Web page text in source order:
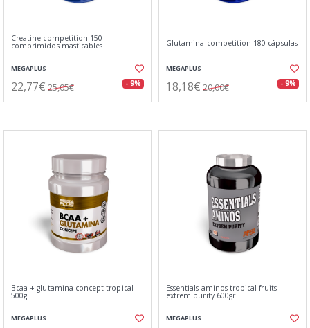
Creatine competition 150
comprimidos masticables
MEGAPLUS
22,77€ 25,05€ - 9%
Glutamina competition 180 cápsulas
MEGAPLUS
18,18€ 20,00€ - 9%
Bcaa + glutamina concept tropical
500g
MEGAPLUS
Essentials aminos tropical fruits
extrem purity 600gr
MEGAPLUS